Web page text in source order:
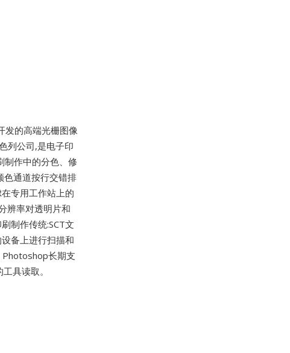
发的高端光栅图像
列公司,是电子印
作中的分色、修
色通道按行交错排
专用工作站上的
辨率对透明片和
制作传统:SCT文
备上进行扫描和
长期支
具读取。